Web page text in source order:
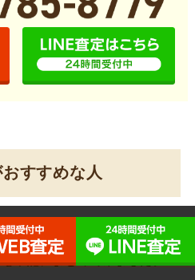
すすめな人
討されている方へ、窓用エア
下記にまとめてみました。